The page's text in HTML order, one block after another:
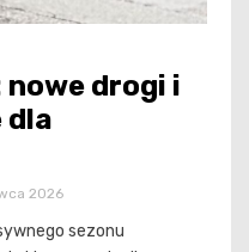
nowe drogi i
dla
2026
sezonu